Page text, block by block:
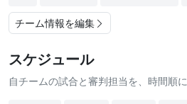
チーム情報を編集
スケジュール
自チームの試合と審判担当を、時間順